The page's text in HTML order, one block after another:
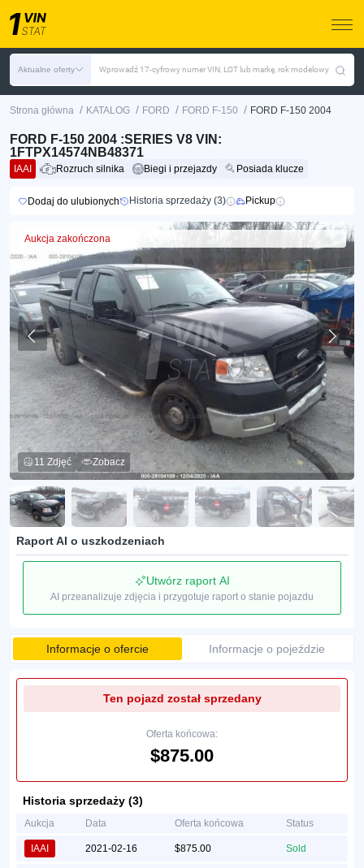
Aktualne oferty Wprowadź 17-cyfrowy numer VIN, LOT lub markę, rok modelowy
Strona główna / KATALOG / FORD / FORD F-150 / FORD F-150 2004
FORD F-150 2004 :SERIES V8 VIN:
1FTPX14574NB48371
IAAI Rozruch silnika Biegi i przejazdy Posiada klucze
Dodaj do ulubionych Historia sprzedaży (3) Pickup
Aukcja zakończona
11 Zdjęć Zobacz
Raport AI o uszkodzeniach
Utwórz raport AI
AI przeanalizuje zdjęcia i przygotuje raport o stanie pojazdu
Informacje o ofercie Informacje o pojeździe
Ten pojazd został sprzedany
Oferta końcowa:
$875.00
Historia sprzedaży (3)
Aukcja Data Oferta końcowa Status
IAAI 2021-02-16 $875.00 Sold